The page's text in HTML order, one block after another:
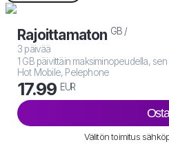
Rajoittamaton GB /
3 päivää
1 GB päivittäin maksiminopeudella,
Hot Mobile, Pelephone
17.99 EUR
Välitön toimitus